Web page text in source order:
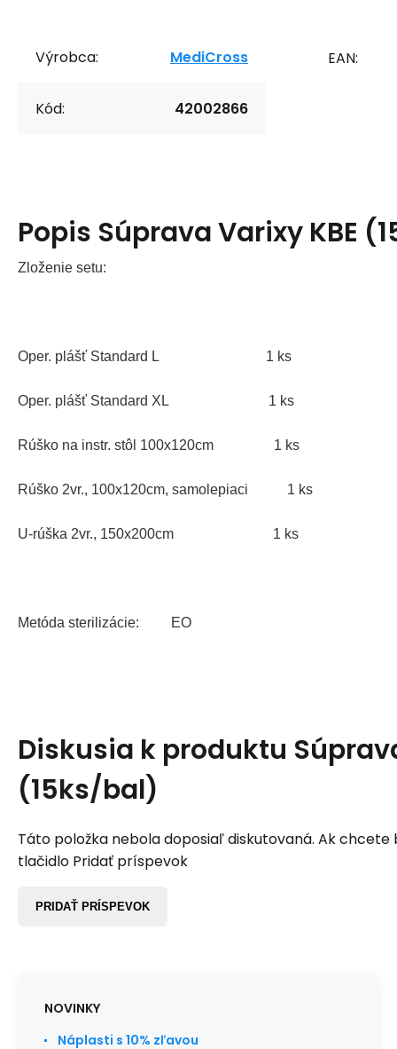
Výrobca: MediCross
Kód: 42002866
EAN:
Popis Súprava Varixy KBE
Zloženie setu:
Oper. plášť Standard L 1 ks
Oper. plášť Standard XL 1 ks
Rúško na instr. stôl 100x120cm 1 ks
Rúško 2vr., 100x120cm, samolepiaci 1 ks
U-rúška 2vr., 150x200cm 1 ks
Metóda sterilizácie: EO
Diskusia k produktu
(15ks/bal)
Táto položka nebola doposiaľ diskutovaná. Ak chcete
tlačidlo Pridať príspevok
PRIDAŤ PRÍSPEVOK
NOVINKY
Náplasti s 10% zľavou